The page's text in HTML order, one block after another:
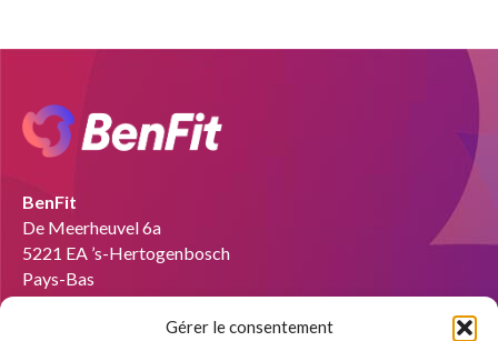
Gérer le consentement
BenFit
De Meerheuvel 6a
5221 EA ’s-Hertogenbosch
Pays-Bas
info@benfit.fr